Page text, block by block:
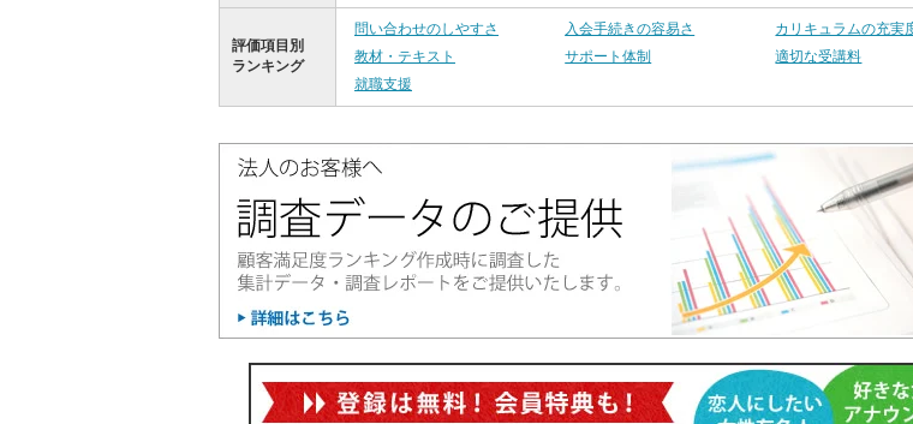
評価項目別
ランキング
問い合わせのしやすさ 入会手続きの容易さ
カリキュラムの充実
教材・テキスト
サポート体制
適切な受講料
就職支援